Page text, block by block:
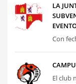
LA
Con
El club